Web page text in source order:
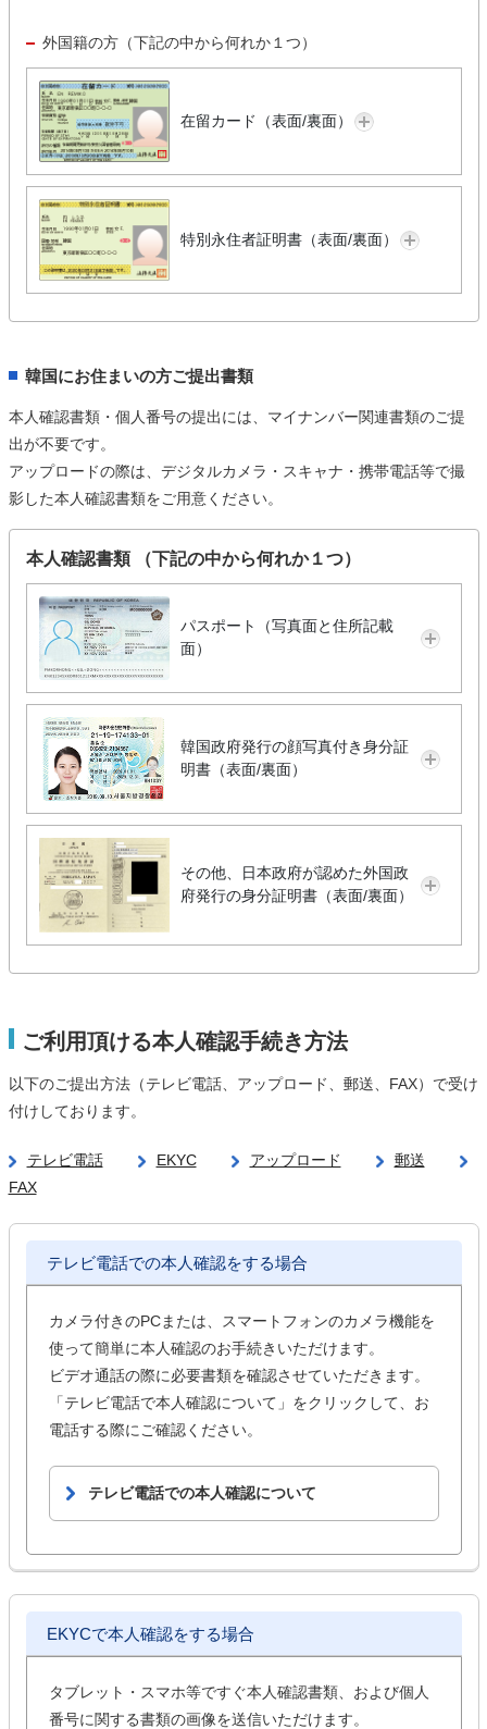
外国籍の方（下記の中から何れか１つ）
在留カード（表面/裏面）
特別永住者証明書（表面/裏面）
韓国にお住まいの方ご提出書類
本人確認書類・個人番号の提出には、マイナンバー関連書類のご提
出が不要です。
アップロードの際は、デジタルカメラ・スキャナ・携帯電話等で撮
影した本人確認書類をご用意ください。
本人確認書類 （下記の中から何れか１つ）
パスポート（写真面と住所記載
面）
韓国政府発行の顔写真付き身分証
明書（表面/裏面）
その他、日本政府が認めた外国政
府発行の身分証明書（表面/裏面）
ご利用頂ける本人確認手続き方法
以下のご提出方法（テレビ電話、アップロード、郵送、FAX）で受け
付けしております。
テレビ電話 EKYC アップロード
郵送
FAX
テレビ電話での本人確認をする場合
カメラ付きのPCまたは、スマートフォンのカメラ機能を
使って簡単に本人確認のお手続きいただけます。
ビデオ通話の際に必要書類を確認させていただきます。
「テレビ電話で本人確認について」をクリックして、お
電話する際にご確認ください。
テレビ電話での本人確認について
EKYCで本人確認をする場合
タブレット・スマホ等ですぐ本人確認書類、および個人
番号に関する書類の画像を送信いただけます。